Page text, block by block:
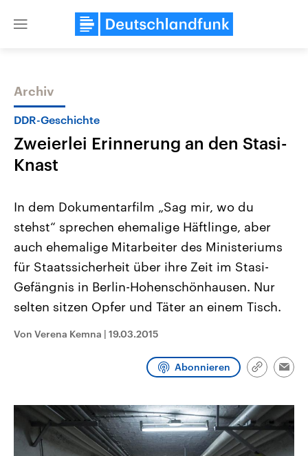
Close
Themen
Landtagswahl Sachsen-Anhalt
2026
Alle Informationen
Sachsen-Anhalt wählt am 6.
September 2026 einen neuen
Landtag. Seit 2021 wird das
Bundesland von einer Koalition aus
CDU, SPD und FDP regiert.-
Umfragen, Prognosen,
Wahlprogramme, aktuelle Berichte
und Kandidaten der anstehenden
USA
Aktuelle Beiträge,
Hintergründe
Wirtschaftlich und
gehören die Vereinigten
den mächtigsten Ländern
mit großem Einfluss auf
Archiv
DDR-Geschichte
Zweierlei Erinnerung an den Stasi-
Knast
In dem Dokumentarfilm „Sag mir, wo du
stehst“ sprechen ehemalige Häftlinge, aber
auch ehemalige Mitarbeiter des Ministeriums
für Staatssicherheit über ihre Zeit im Stasi-
Gefängnis in Berlin-Hohenschönhausen. Nur
selten sitzen Opfer und Täter an einem Tisch.
Von Verena Kemna | 19.03.2015
Abonnieren
Link